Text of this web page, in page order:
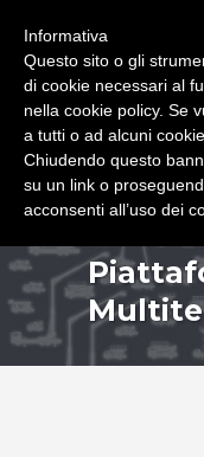
Informativa
Questo sito o gli
di cookie necessari al
nella cookie policy. Se
a tutti o ad alcuni
Chiudendo questo
su un link o
acconsenti all’uso dei